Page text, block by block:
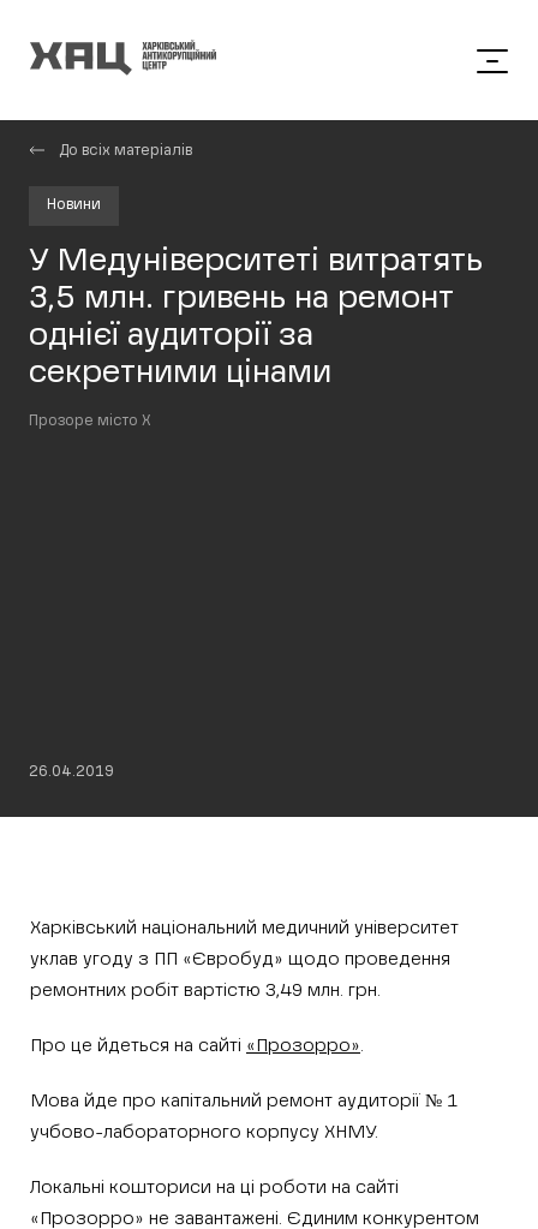
До всіх матеріалів
Новини
У Медуніверситеті витратять
3,5 млн. гривень на ремонт
однієї аудиторії за
секретними цінами
Прозоре місто Х
26.04.2019
Харківський національний медичний університет
уклав угоду з ПП «Євробуд» щодо проведення
ремонтних робіт вартістю 3,49 млн. грн.
Про це йдеться на сайті «Прозорро».
Мова йде про капітальний ремонт аудиторії № 1
учбово-лабораторного корпусу ХНМУ.
Локальні кошториси на ці роботи на сайті
«Прозорро» не завантажені. Єдиним конкурентом